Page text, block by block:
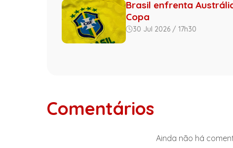
Brasil enfrenta
Copa
30 Jul 2026 / 17h30
Comentários
Ainda não há